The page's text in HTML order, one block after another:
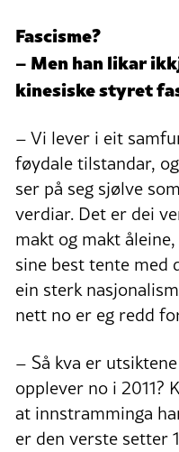
Fascisme?
– Men han likar
kinesiske styret
– Vi lever i eit
føydale tilstandar,
ser på seg sjølve
verdiar. Det er dei
makt og makt
sine best tente med
ein sterk
nett no er eg redd
– Så kva er
opplever no i 2011?
at innstramminga
er den verste setter